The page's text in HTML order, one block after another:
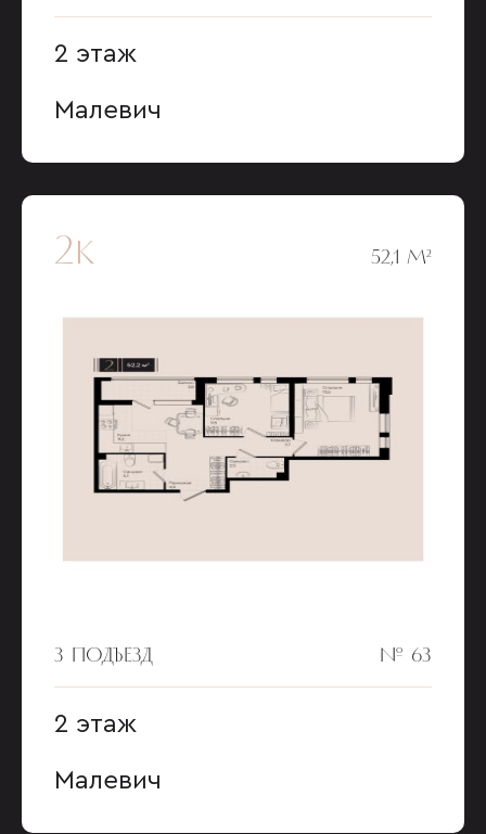
2 этаж
Малевич
2к 52,1 М²
3 ПОДЪЕЗД № 63
2 этаж
Малевич